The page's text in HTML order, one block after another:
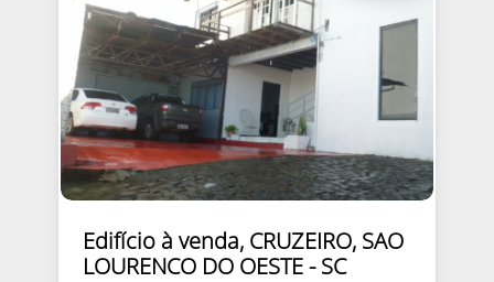
Edifício à venda, CRUZEIRO, SAO
LOURENCO DO OESTE - SC